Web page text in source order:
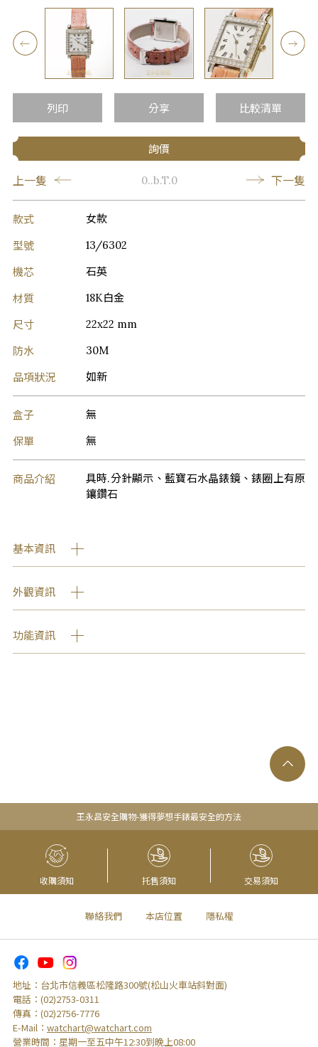
列印 分享 比較清單
詢價
上一隻 0..b.T.0 下一隻
款式 女款
型號 13/6302
機芯 石英
材質 18K白金
尺寸 22x22 mm
防水 30M
品項狀況 如新
盒子 無
保單 無
商品介紹
具時.分針顯示、藍寶石水晶錶鏡、錶圈上有原
鑲鑽石
基本資訊
外觀資訊
功能資訊
王永昌安全購物-獲得夢想手錶最安全的方法
收購須知 托售須知 交易須知
聯絡我們 本店位置 隱私權
地址： 台北市信義區松隆路300號(松山火車站斜對面)
電話： (02)2753-0311
傳真： (02)2756-7776
E-Mail： watchart@watchart.com
營業時間： 星期一至五中午12:30到晚上08:00